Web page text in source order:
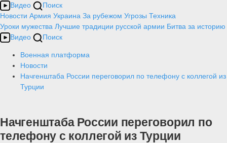
Видео
Поиск
Новости Армия Украина За рубежом Угрозы Техника
Уроки мужества Лучшие традиции русской армии Битва за историю
Видео
Поиск
Военная платформа
Новости
Начгенштаба России переговорил по телефону с коллегой из
Турции
Начгенштаба России переговорил по
телефону с коллегой из Турции